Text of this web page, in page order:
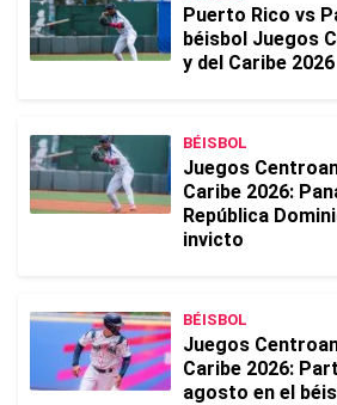
Puerto Rico vs
béisbol Juegos
y del Caribe 2026
BÉISBOL
Juegos
Caribe 2026:
República
invicto
BÉISBOL
Juegos
Caribe 2026:
agosto en el